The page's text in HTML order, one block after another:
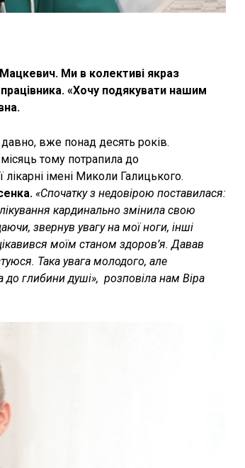
Ми в колективі якраз
«Хочу подякувати нашим
давно, вже понад десять років.
тому потрапила до
лікарні імені Миколи Галицького.
«Спочатку з недовірою поставилася:
кардинально змінила свою
звернув увагу на мої ноги, інші
моїм станом здоров’я. Давав
Така увага молодого, але
глибини душі», ­ розповіла нам Віра